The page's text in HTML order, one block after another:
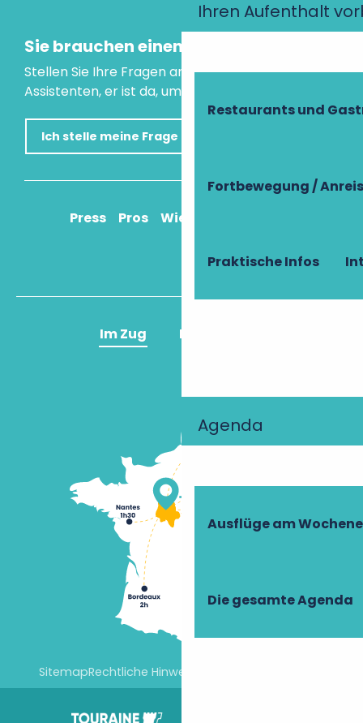
Ihren Aufenthalt
Restaurants und
Fortbewegung /
Praktische Infos
Agenda
Ausflüge am
Die gesamte Agenda
Sie brauchen einen Rat?
Stellen Sie Ihre Fragen an unseren virtuellen
Assistenten, er ist da, um Ihnen zu helfen.
Ich stelle meine Frage
Press Pros Wie komme ich an?
Im Zug Im Flugzeug
SitemapRechtliche Hinweise